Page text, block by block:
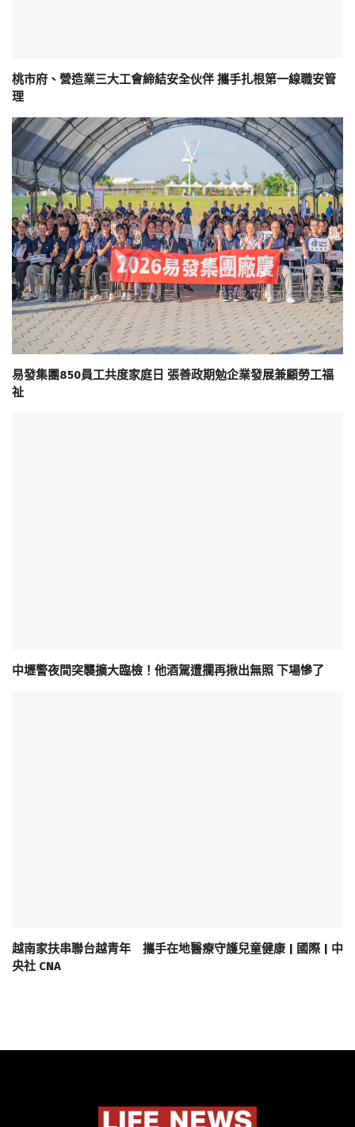
桃市府、營造業三大工會締結安全伙伴 攜手扎根第一線職安管
理
易發集團850員工共度家庭日 張善政期勉企業發展兼顧勞工福
祉
中壢警夜間突襲擴大臨檢！他酒駕遭攔再揪出無照 下場慘了
越南家扶串聯台越青年 攜手在地醫療守護兒童健康 | 國際 | 中
央社 CNA